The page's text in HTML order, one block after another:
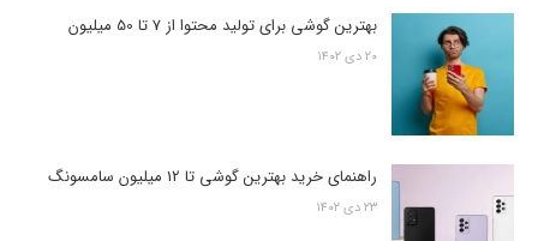
بهترین گوشی برای تولید محتوا از 7 تا 50 میلیون
۲۰ دی ۱۴۰۲
راهنمای خرید بهترین گوشی تا 12 میلیون سامسونگ
۲۳ دی ۱۴۰۲